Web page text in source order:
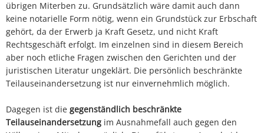
übrigen Miterben zu. Grundsätzlich wäre damit auch dann
keine notarielle Form nötig, wenn ein Grundstück zur Erbschaft
gehört, da der Erwerb ja Kraft Gesetz, und nicht Kraft
Rechtsgeschäft erfolgt. Im einzelnen sind in diesem Bereich
aber noch etliche Fragen zwischen den Gerichten und der
juristischen Literatur ungeklärt. Die persönlich beschränkte
Teilauseinandersetzung ist nur einvernehmlich möglich.
Dagegen ist die gegenständlich beschränkte
Teilauseinandersetzung im Ausnahmefall auch gegen den